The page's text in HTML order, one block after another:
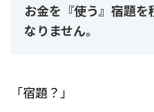
お金を『使う』宿題
なりません。
「宿題？」